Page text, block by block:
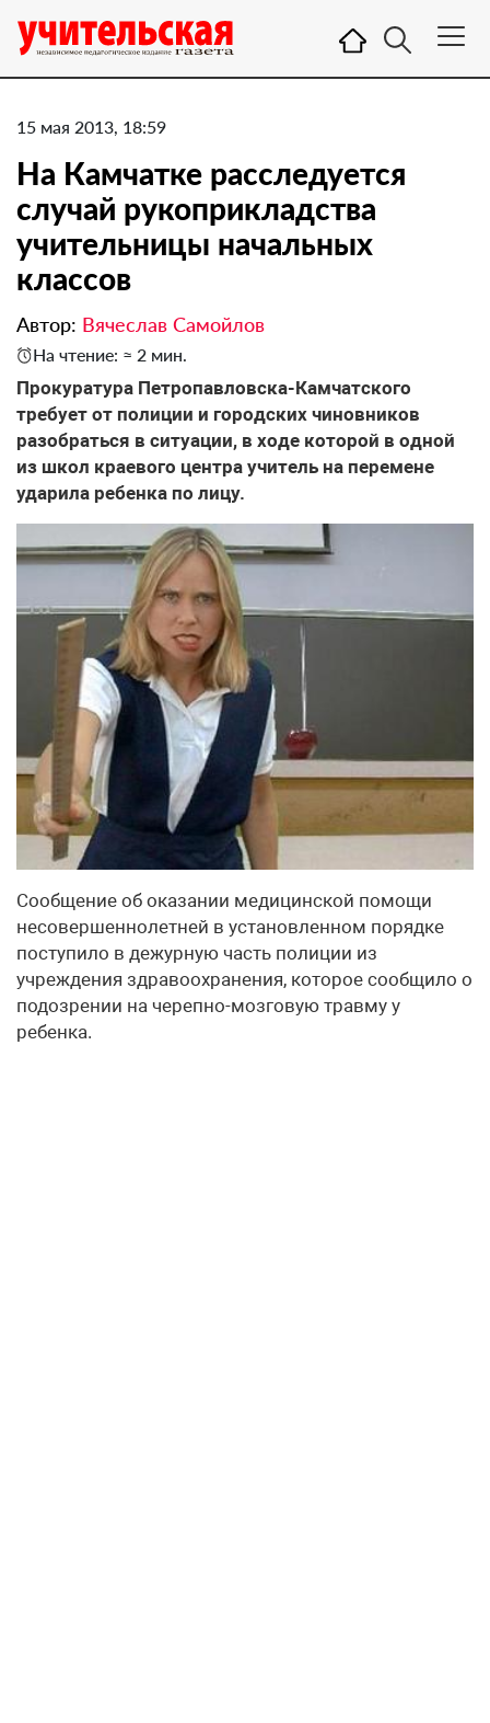
15 мая 2013, 18:59
На Камчатке расследуется
случай рукоприкладства
учительницы начальных
классов
Автор: Вячеслав Самойлов
На чтение: ≈ 2 мин.
Прокуратура Петропавловска-Камчатского
требует от полиции и городских чиновников
разобраться в ситуации, в ходе которой в одной
из школ краевого центра учитель на перемене
ударила ребенка по лицу.
Сообщение об оказании медицинской помощи
несовершеннолетней в установленном порядке
поступило в дежурную часть полиции из
учреждения здравоохранения, которое сообщило о
подозрении на черепно-мозговую травму у
ребенка.